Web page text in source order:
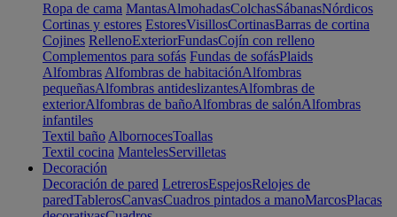
Ropa de cama MantasAlmohadasColchasSábanasNórdicos
Cortinas y estores EstoresVisillosCortinasBarras de cortina
Cojines RellenoExteriorFundasCojín con relleno
Complementos para sofás Fundas de sofásPlaids
Alfombras Alfombras de habitaciónAlfombras
pequeñasAlfombras antideslizantesAlfombras de
exteriorAlfombras de bañoAlfombras de salónAlfombras
infantiles
Textil baño AlbornocesToallas
Textil cocina MantelesServilletas
Decoración
Decoración de pared LetrerosEspejosRelojes de
paredTablerosCanvasCuadros pintados a manoMarcosPlacas